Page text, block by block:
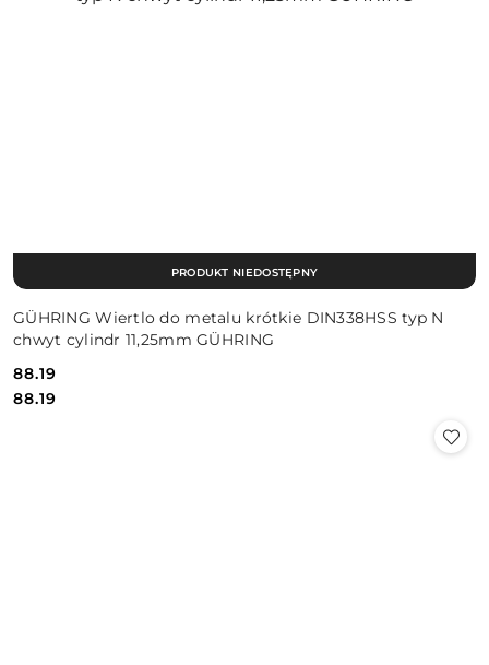
GÜHRING Wiertlo do metalu krótkie DIN338HSS typ N
chwyt cylindr 11,25mm GÜHRING
Cena:
88.19
Cena:
88.19
PRODUKT NIEDOSTĘPNY